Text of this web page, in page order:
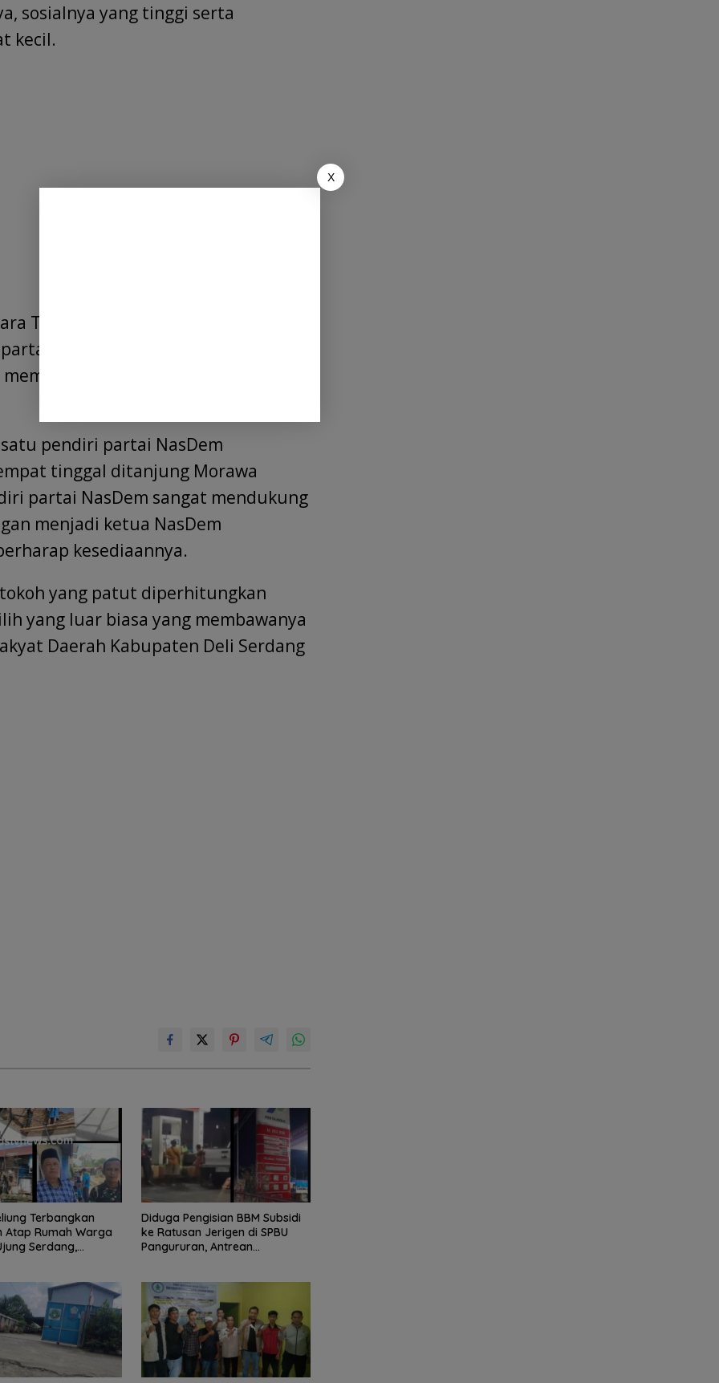
sosialnya yang tinggi serta
kecil.
Tarigan menjadi ketua NasDem
tersebut akan semakin besar
partai NasDem yang
pendiri partai NasDem
tinggal ditanjung Morawa
partai NasDem sangat mendukung
menjadi ketua NasDem
kesediaannya.
yang patut diperhitungkan
yang luar biasa yang membawanya
Daerah Kabupaten Deli Serdang
Terbangkan
Atap Rumah Warga
Serdang,
Diduga Pengisian BBM Subsidi
ke Ratusan Jerigen di SPBU
Pangururan, Antrean
X